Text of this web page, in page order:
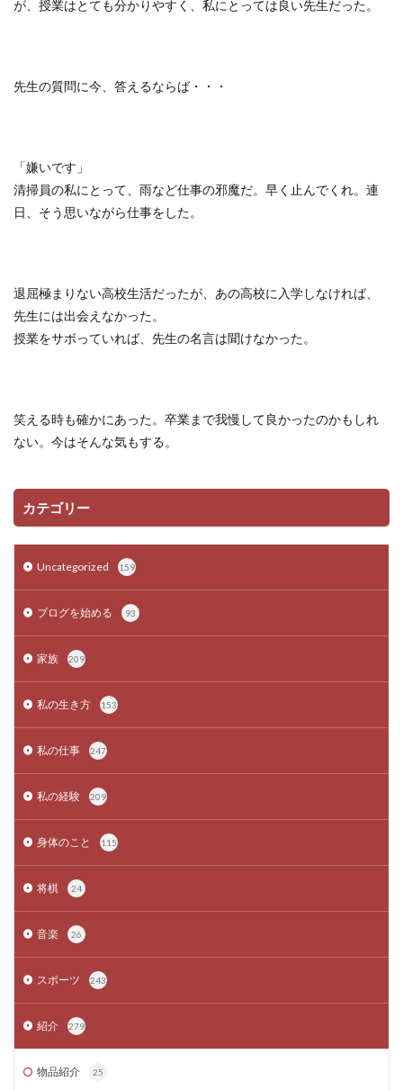
が、授業はとても分かりやすく、私にとっては良い先生だった。
先生の質問に今、答えるならば・・・
「嫌いです」
清掃員の私にとって、雨など仕事の邪魔だ。早く止んでくれ。連
日、そう思いながら仕事をした。
退屈極まりない高校生活だったが、あの高校に入学しなければ、
先生には出会えなかった。
授業をサボっていれば、先生の名言は聞けなかった。
笑える時も確かにあった。卒業まで我慢して良かったのかもしれ
ない。今はそんな気もする。
カテゴリー
Uncategorized 159
ブログを始める 93
家族 209
私の生き方 153
私の仕事 247
私の経験 209
身体のこと 115
将棋 24
音楽 26
スポーツ 243
紹介 279
物品紹介 25